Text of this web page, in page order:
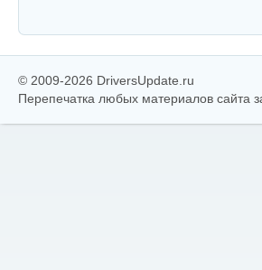
© 2009-2026 DriversUpdate.ru
Перепечатка любых материалов